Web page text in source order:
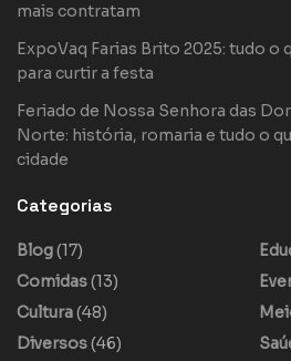
mais contratam
ExpoVaq Farias Brito 2025: tudo o
para curtir a festa
Feriado de Nossa Senhora das
Norte: história, romaria e tudo o
cidade
Categorias
Blog(17)
Comidas(13)
Cultura(48)
Diversos(46)